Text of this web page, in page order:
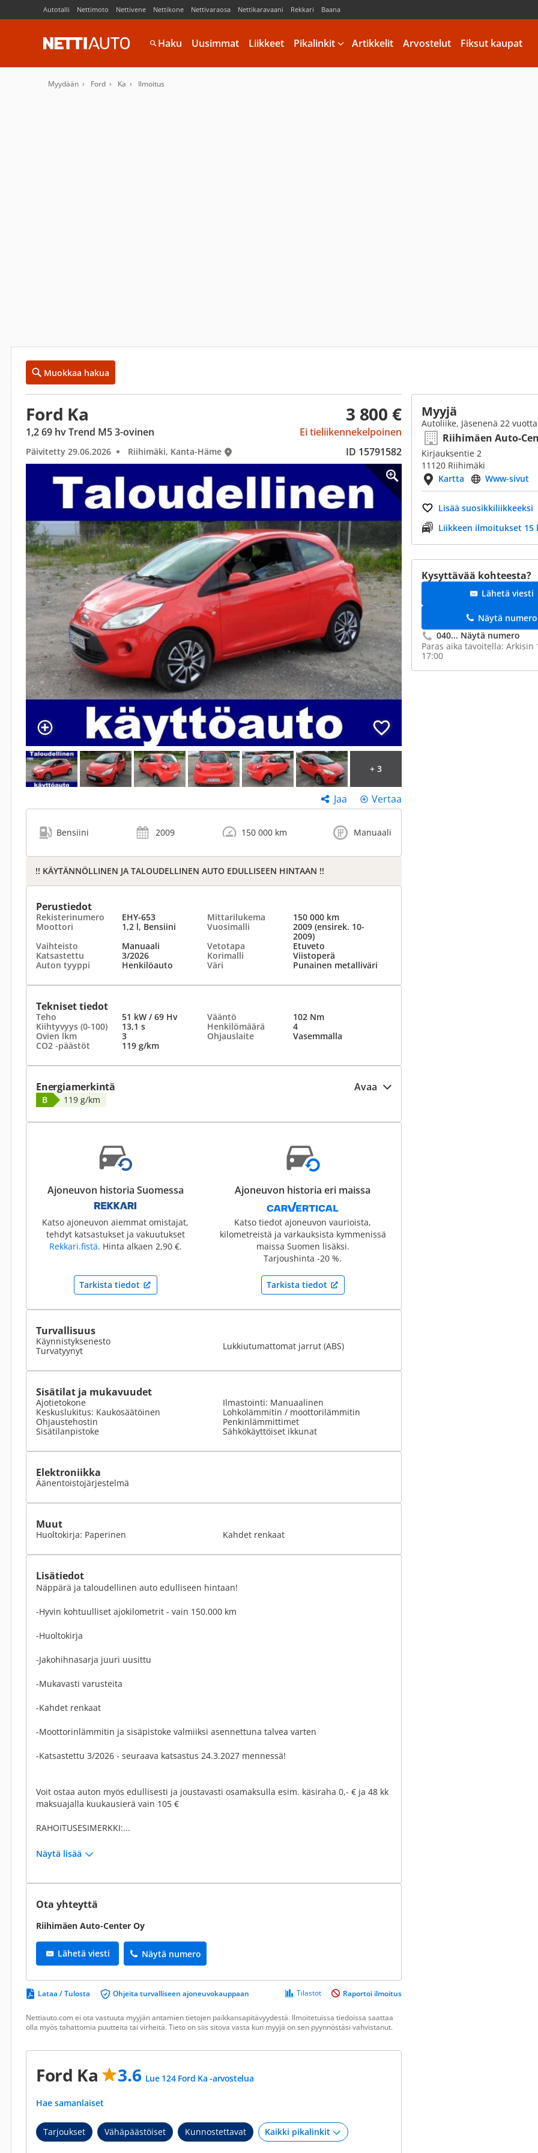
Autotalli Nettimoto Nettivene Nettikone Nettivaraosa Nettikaravaani Rekkari Baana
Haku Uusimmat Liikkeet Pikalinkit Artikkelit Arvostelut Fiksut kaupat
Myydään Ford Ka Ilmoitus
Muokkaa hakua
Ford Ka 3 800 €
1,2 69 hv Trend M5 3-ovinen Ei tieliikennekelpoinen
Päivitetty 29.06.2026 Riihimäki, Kanta-Häme ID 15791582
+ 3
Jaa Vertaa
Bensiini 2009 150 000 km Manuaali
!! KÄYTÄNNÖLLINEN JA TALOUDELLINEN AUTO EDULLISEEN HINTAAN !!
Perustiedot
Rekisterinumero EHY-653 Mittarilukema
150 000 km
Moottori
1,2 l, Bensiini Vuosimalli
2009 (ensirek. 10-
2009)
Vaihteisto
Manuaali Vetotapa
Etuveto
Katsastettu
3/2026 Korimalli
Viistoperä
Auton tyyppi
Henkilöauto Väri Punainen metalliväri
Tekniset tiedot
Teho 51 kW / 69 Hv Vääntö
102 Nm
Kiihtyvyys (0-100)
13,1 s Henkilömäärä
4
Ovien lkm
3 Ohjauslaite
Vasemmalla
CO2 -päästöt
119 g/km
Energiamerkintä Avaa
B 119 g/km
Ajoneuvon historia Suomessa
Katso ajoneuvon aiemmat omistajat,
tehdyt katsastukset ja vakuutukset
Rekkari.fistä. Hinta alkaen 2,90 €.
Tarkista tiedot
Ajoneuvon historia eri maissa
Katso tiedot ajoneuvon vaurioista,
kilometreistä ja varkauksista kymmenissä
maissa Suomen lisäksi.
Tarjoushinta -20 %.
Tarkista tiedot
Turvallisuus
Käynnistyksenesto
Turvatyynyt
Lukkiutumattomat jarrut (ABS)
Sisätilat ja mukavuudet
Ajotietokone
Keskuslukitus: Kaukosäätöinen
Ohjaustehostin
Sisätilanpistoke
Ilmastointi: Manuaalinen
Lohkolämmitin / moottorilämmitin
Penkinlämmittimet
Sähkökäyttöiset ikkunat
Elektroniikka
Äänentoistojärjestelmä
Muut
Huoltokirja: Paperinen Kahdet renkaat
Lisätiedot
Näppärä ja taloudellinen auto edulliseen hintaan!
-Hyvin kohtuulliset ajokilometrit - vain 150.000 km
-Huoltokirja
-Jakohihnasarja juuri uusittu
-Mukavasti varusteita
-Kahdet renkaat
-Moottorinlämmitin ja sisäpistoke valmiiksi asennettuna talvea varten
-Katsastettu 3/2026 - seuraava katsastus 24.3.2027 mennessä!
Voit ostaa auton myös edullisesti ja joustavasti osamaksulla esim. käsiraha 0,- € ja 48 kk
maksuajalla kuukausierä vain 105 €
RAHOITUSESIMERKKI:...
Näytä lisää
Ota yhteyttä
Riihimäen Auto-Center Oy
Lähetä viesti Näytä numero
Lataa / Tulosta Ohjeita turvalliseen ajoneuvokauppaan Tilastot Raportoi ilmoitus
Nettiauto.com ei ota vastuuta myyjän antamien tietojen paikkansapitävyydestä. Ilmoitetuissa tiedoissa saattaa
olla myös tahattomia puutteita tai virheitä. Tieto on siis sitova vasta kun myyjä on sen pyynnöstäsi vahvistanut.
Ford Ka 3.6 Lue 124 Ford Ka -arvostelua
Hae samanlaiset
Tarjoukset Vähäpäästöiset Kunnostettavat
Myyjä
Autoliike, Jäsenenä 22 vuotta
Riihimäen Auto-
Kirjauksentie 2
11120 Riihimäki
Kartta
Www-sivut
Lisää suosikkiliikkeeksi
Liikkeen ilmoitukset 15
Kysyttävää kohteesta?
Lähetä viesti
Näytä numero
040... Näytä numero
Paras aika tavoitella: Arkisin
17:00